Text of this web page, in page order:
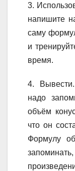
3.
напишите
саму
и
время.
4.
надо
объём
что он
Формулу